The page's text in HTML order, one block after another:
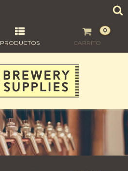
PRODUCTOS CARRITO
0